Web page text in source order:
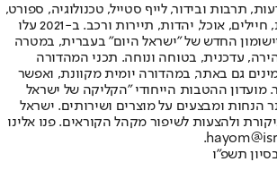
תרבות ובידור, לייף סטייל, טכנולוגיה, ספורט,
כלכלה וצרכנות, בריאות, חיילים, אוכל, יהדות, תיירות ורכב. ב-2021 עלו
החדש של "ישראל היום" בעברית, במטרה
עדכנית, בטוחה ונוחה. תכני המהדורה
גם באתר, במהדורה יומית מקוונת, ואפשר
מועדון ההטבות הייחודי "הקליקה של ישראל
הנחות ומבצעים על מוצרים ושירותים. ישראל
ולהצעות לשיפור מקהל הקוראים. פנו אלינו
תשפ"ו